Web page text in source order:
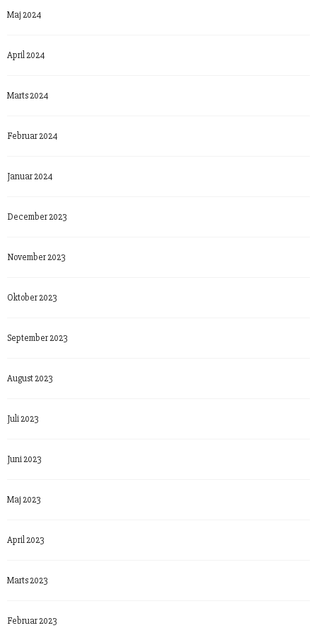
Maj 2024
April 2024
Marts 2024
Februar 2024
Januar 2024
December 2023
November 2023
Oktober 2023
September 2023
August 2023
Juli 2023
Juni 2023
Maj 2023
April 2023
Marts 2023
Februar 2023